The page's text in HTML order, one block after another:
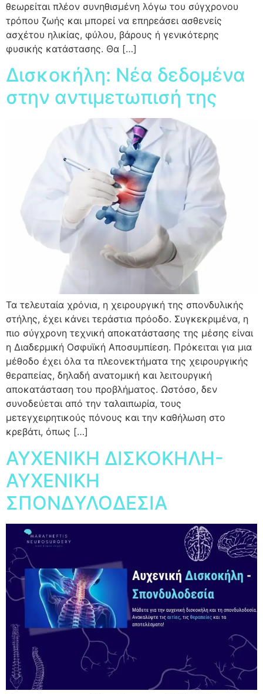
θεωρείται πλέον συνηθισμένη λόγω του σύγχρονου
τρόπου ζωής και μπορεί να επηρεάσει ασθενείς
ασχέτου ηλικίας, φύλου, βάρους ή γενικότερης
φυσικής κατάστασης. Θα […]
Δισκοκήλη: Νέα δεδομένα
στην αντιμετωπισή της
Τα τελευταία χρόνια, η χειρουργική της σπονδυλικής
στήλης, έχει κάνει τεράστια πρόοδο. Συγκεκριμένα, η
πιο σύγχρονη τεχνική αποκατάστασης της μέσης είναι
η Διαδερμική Οσφυϊκή Αποσυμπίεση. Πρόκειται για μια
μέθοδο έχει όλα τα πλεονεκτήματα της χειρουργικής
θεραπείας, δηλαδή ανατομική και λειτουργική
αποκατάσταση του προβλήματος. Ωστόσο, δεν
συνοδεύεται από την ταλαιπωρία, τους
μετεγχειρητικούς πόνους και την καθήλωση στο
κρεβάτι, όπως […]
ΑΥΧΕΝΙΚΗ ΔΙΣΚΟΚΗΛΗ-
ΑΥΧΕΝΙΚΗ
ΣΠΟΝΔΥΛΟΔΕΣΙΑ